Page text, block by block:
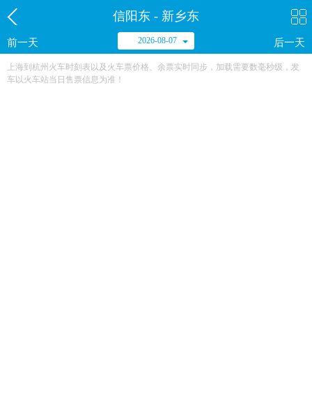
信阳东 - 新乡东
前一天 2026-08-07 后一天
上海到杭州火车时刻表以及火车票价格、余票实时同步，加载需要数毫秒级，发
车以火车站当日售票信息为准！